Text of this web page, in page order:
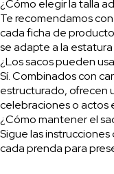
¿Cómo elegir la talla
Te recomendamos
cada ficha de
se adapte a la
¿Los sacos pueden
Sí. Combinados con
estructurado, ofrecen
celebraciones o actos
¿Cómo mantener el
Sigue las
cada prenda para